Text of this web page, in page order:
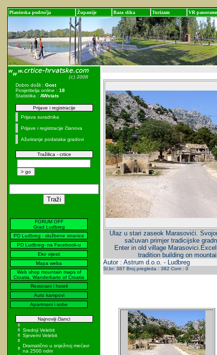
Planinska područja Županije Baza slika Turizam VR panorame
Dobro došli : Gost
Posjetitelja online : 18
Statistika : AWstats
Prijave i registracije
Prijava suradnika
Prijave i registracije članova
Ažuriranje podataka gradovi
Tražilica - crtice
FORUM OFF
Grad Ludbreg
PD Ludbreg - službene stranice
PD Ludbreg- na Facebook-u
Eko vijesti
Mapa weba
Web shop mountain maps of
Croatia, Wanderkarte of Croatia
Restorani i hoteli
Auto kampovi
Apartmani i sobe
Najnoviji članci
Srednji Velebit
Sjeverni Velebit
Dramatično u snježnoj mećavi
na 2500 ndm
Ulaz u stari zaseok Marasovići.
sačuvan primjer tradicijske
Enter in old village
tradition building on
Autor : Astrum d.o.o. - Ludbreg
Sl.br: 387 Broj pregleda : 382 Com : 0